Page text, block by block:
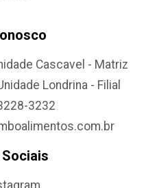
Cascavel - Matriz
Londrina - Filial
3232